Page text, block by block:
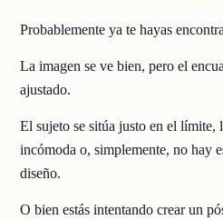
Probablemente ya te hayas
La imagen se ve bien, pero el
ajustado.
El sujeto se sitúa justo en el límite,
incómoda o, simplemente, no hay
diseño.
O bien estás intentando crear un